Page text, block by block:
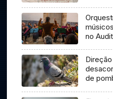
no
de